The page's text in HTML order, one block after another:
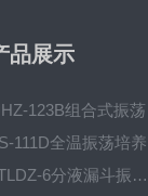
品展示
JTLDZ-6分液漏斗振荡器